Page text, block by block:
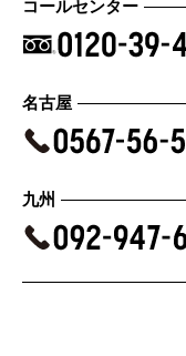
コールセンター
名古屋
九州